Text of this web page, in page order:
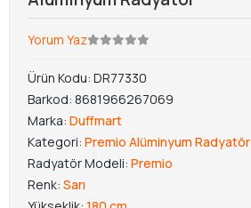
Yorum Yaz
Ürün Kodu: DR77330
Barkod: 8681966267069
Marka: Duffmart
Kategori: Premio Alüminyum Radyatör
Radyatör Modeli: Premio
Renk: Sarı